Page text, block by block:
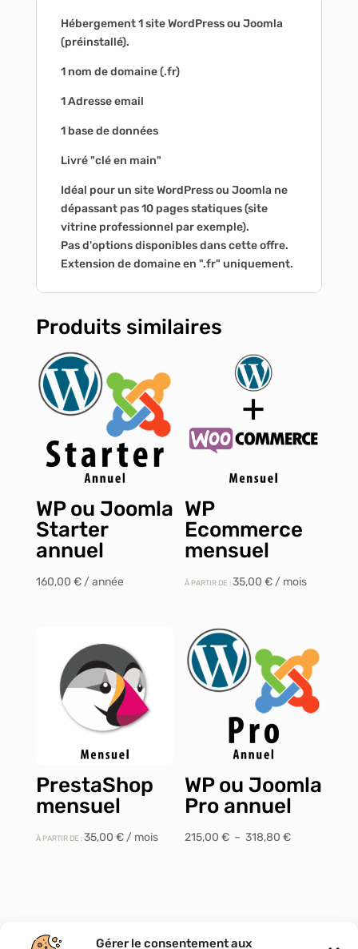
Gérer le consentement aux
Hébergement 1 site WordPress ou Joomla
(préinstallé).
1 nom de domaine (.fr)
1 Adresse email
1 base de données
Livré "clé en main"
Idéal pour un site WordPress ou Joomla ne
dépassant pas 10 pages statiques (site
vitrine professionnel par exemple).
Pas d'options disponibles dans cette offre.
Extension de domaine en ".fr" uniquement.
Produits similaires
WP ou Joomla
Starter
annuel
160,00 €/ année
WP
Ecommerce
mensuel
À PARTIR DE :35,00€/ mois
PrestaShop
mensuel
À PARTIR DE :35,00 € / mois
WP ou Joomla
Pro annuel
215,00€ – 318,80€Plage